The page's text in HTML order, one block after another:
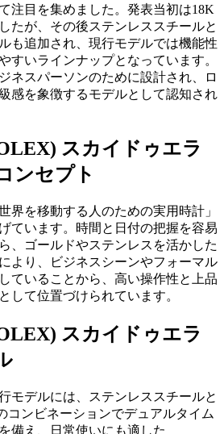
注目を集めました。発表当初は18K
たが、その後ステンレススチールと
も追加され、現行モデルでは機能性
すいラインナップとなっています。
ネスパーソンのために設計され、ロ
感を象徴するモデルとして認知され
スカイドゥエラ
ンセプト
界を移動する人のための実用時計」
ています。時間と日付の把握を容易
、ゴールドやステンレスを活かした
より、ビジネスシーンやフォーマル
ていることから、高い操作性と上品
して位置づけられています。
スカイドゥエラ
モデルには、ステンレススチールと
コンビネーションでデュアルタイム
備え、日常使いにも適した